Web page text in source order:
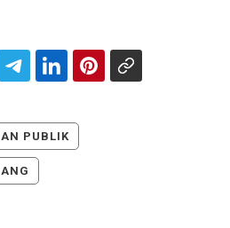
PUBLIK